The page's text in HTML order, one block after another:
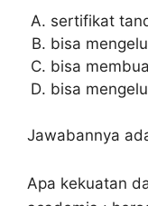
sertifikat
bisa
bisa
bisa
Jawabannya
Apa kekuatan